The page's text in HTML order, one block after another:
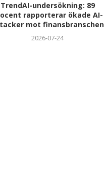
TrendAI-undersökning: 89
rapporterar ökade AI-
mot finansbranschen
2026-07-24